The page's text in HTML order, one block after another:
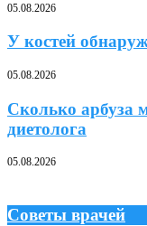
05.08.2026
У костей
05.08.2026
Сколько арбуза
диетолога
05.08.2026
Советы врачей